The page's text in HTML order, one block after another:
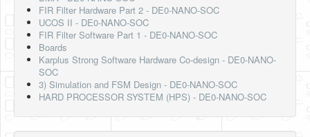
FIR Filter Hardware Part 2 - DE0-NANO-SOC
UCOS II - DE0-NANO-SOC
FIR Filter Software Part 1 - DE0-NANO-SOC
Boards
Karplus Strong Software Hardware Co-design - DE0-NANO-
SOC
3) Simulation and FSM Design - DE0-NANO-SOC
HARD PROCESSOR SYSTEM (HPS) - DE0-NANO-SOC